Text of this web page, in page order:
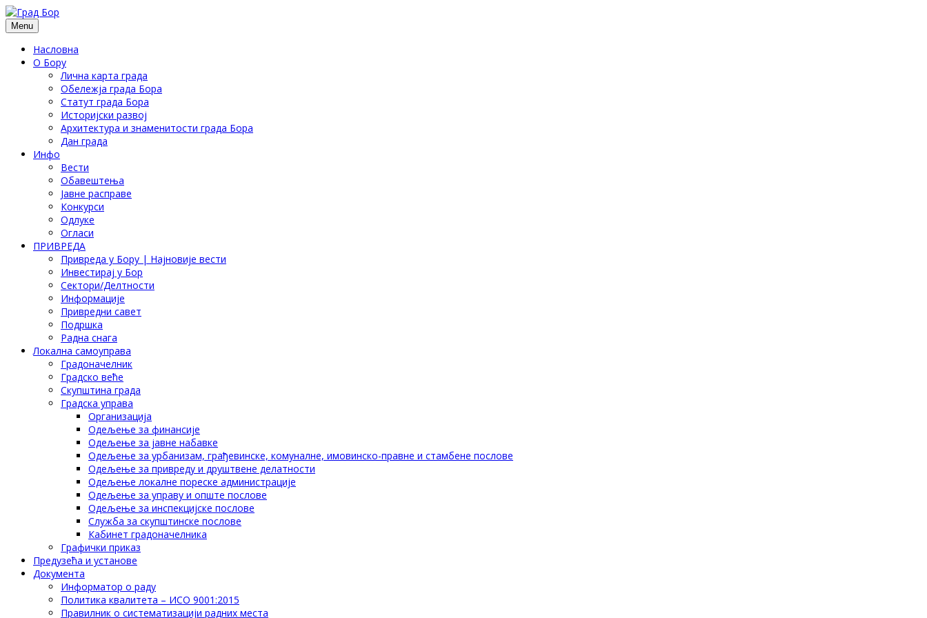
Menu
Насловна
О Бору
Лична карта града
Обележја града Бора
Статут града Бора
Историјски развој
Архитектура и знаменитости града Бора
Дан града
Инфо
Вести
Обавештења
Јавне расправе
Конкурси
Одлуке
Огласи
ПРИВРЕДА
Привреда у Бору | Најновије вести
Инвестирај у Бор
Сектори/Делтности
Информације
Привредни савет
Подршка
Радна снага
Локална самоуправа
Градоначелник
Градско веће
Скупштина града
Градска управа
Организација
Одељење за финансије
Одељење за јавне набавке
Одељење за урбанизам, грађевинске, комуналне, имовинско-правне и стамбене послове
Одељење за привреду и друштвене делатности
Одељење локалне пореске администрације
Одељење за управу и опште послове
Одељење за инспекцијске послове
Служба за скупштинске послове
Кабинет градоначелника
Графички приказ
Предузећа и установе
Документа
Информатор о раду
Политика квалитета – ИСО 9001:2015
Правилник о систематизацији радних места